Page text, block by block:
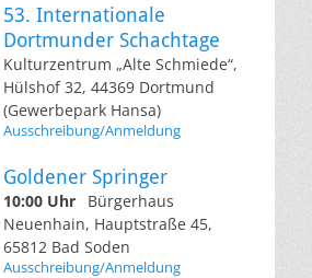
53. Internationale
Dortmunder Schachtage
Kulturzentrum „Alte Schmiede“,
Hülshof 32, 44369 Dortmund
(Gewerbepark Hansa)
Ausschreibung/Anmeldung
Goldener Springer
10:00 Uhr
Bürgerhaus
Neuenhain, Hauptstraße 45,
65812 Bad Soden
Ausschreibung/Anmeldung